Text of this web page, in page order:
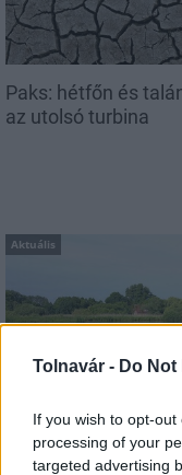
Tolnavár - Do
If you wish to opt-
processing of your
targeted advertising
Paks: hétfőn és
az utolsó turbina
Aktuális
Az atomerőmű
Duna vizét